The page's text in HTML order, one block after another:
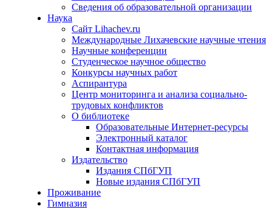
Сведения об образовательной организации
Наука
Сайт Lihachev.ru
Международные Лихачевские научные чтения
Научные конференции
Студенческое научное общество
Конкурсы научных работ
Аспирантура
Центр мониторинга и анализа социально-
трудовых конфликтов
О библиотеке
Образовательные Интернет-ресурсы
Электронный каталог
Контактная информация
Издательство
Издания СПбГУП
Новые издания СПбГУП
Проживание
Гимназия